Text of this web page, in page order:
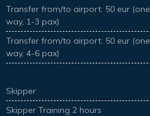
Transfer from/to airport: 50 eur (one
way, 1-3 pax)
Transfer from/to airport: 50 eur (one
way, 4-6 pax)
Skipper
Skipper Training 2 hours